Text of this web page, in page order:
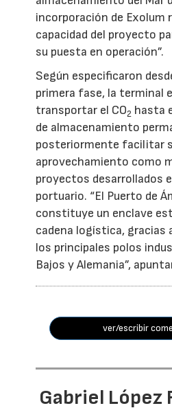
incorporación de Exolum
capacidad del proyecto
su puesta en operación”.
Según especificaron
primera fase, la terminal
transportar el CO2 hasta
de almacenamiento
posteriormente facilitar
aprovechamiento como
proyectos desarrollados
portuario. “El Puerto de
constituye un enclave
cadena logística, gracias
los principales polos
Bajos y Alemania”,
ver/escribir
Gabriel López